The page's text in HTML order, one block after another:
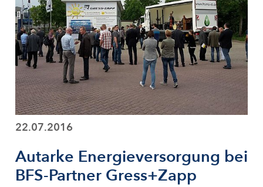
22.07.2016
Autarke Energieversorgung bei
BFS-Partner Gress+Zapp